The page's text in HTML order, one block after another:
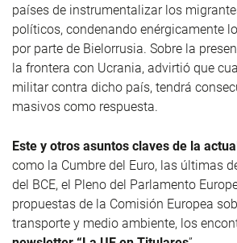
países de instrumentalizar los
políticos, condenando enérgicamente
por parte de Bielorrusia. Sobre la
la frontera con Ucrania, advirtió que
militar contra dicho país, tendrá
masivos como respuesta.
Este y otros asuntos claves de la
como la Cumbre del Euro, las últimas
del BCE, el Pleno del Parlamento
propuestas de la Comisión Europea
transporte y medio ambiente, los